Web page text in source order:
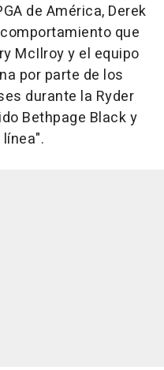
de América, Derek
que
McIlroy y el equipo
por parte de los
durante la Ryder
Bethpage Black y